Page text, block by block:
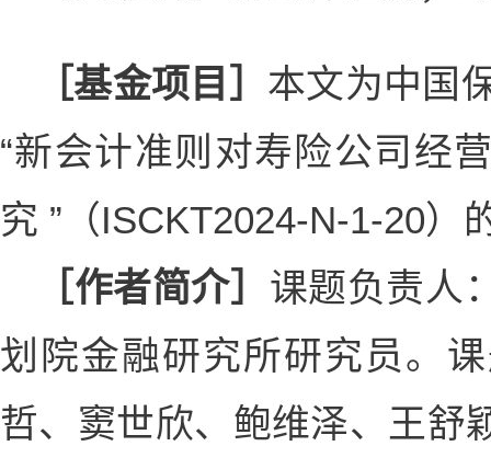
［基金项目］ 本文为中国
“新会计准则对寿险公司经
究 ”（ISCKT2024-N-1-20）
［作者简介］ 课题负责人
划院金融研究所研究员。
哲、窦世欣、鲍维泽、王舒